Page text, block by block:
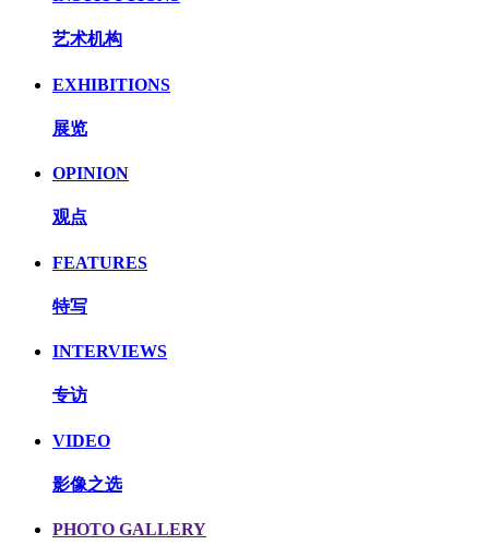
艺术机构
EXHIBITIONS
展览
OPINION
观点
FEATURES
特写
INTERVIEWS
专访
VIDEO
影像之选
PHOTO GALLERY